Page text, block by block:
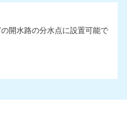
開水路の分水点に設置可能で